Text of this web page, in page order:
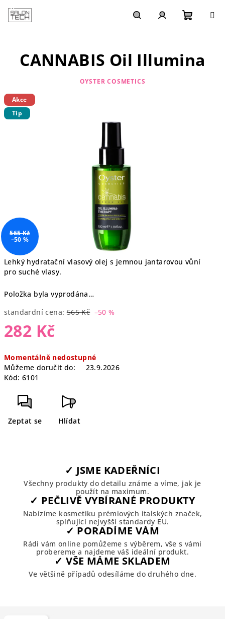
obsah
košík
Lehký hydratační vlasový olej s jemnou jantarovou vůní
pro suché vlasy.
Položka byla vyprodána…
standardní cena: 565 Kč –50 %
282 Kč
cena:
Momentálně nedostupné
Můžeme doručit do:
23.9.2026
Kód: 6101
Zeptat se Hlídat
CANNABIS Oil Illumina
OYSTER COSMETICS
Akce
Tip
565 Kč
–50 %
✓ JSME KADEŘNÍCI
Všechny produkty do detailu známe a víme, jak je
použít na maximum.
✓ PEČLIVĚ VYBÍRANÉ PRODUKTY
Nabízíme kosmetiku prémiových italských značek,
splňující nejvyšší standardy EU.
✓ PORADÍME VÁM
Rádi vám online pomůžeme s výběrem, vše s vámi
probereme a najdeme váš ideální produkt.
✓ VŠE MÁME SKLADEM
Ve většině případů odesíláme do druhého dne.